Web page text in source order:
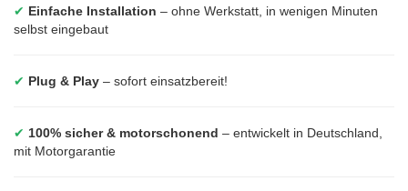
✔ Einfache Installation – ohne Werkstatt, in wenigen Minuten
selbst eingebaut
✔ Plug & Play – sofort einsatzbereit!
✔ 100% sicher & motorschonend – entwickelt in Deutschland,
mit Motorgarantie